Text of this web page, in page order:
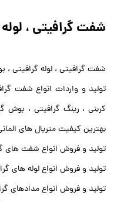
شفت گرافیتی ، لوله
شفت گرافیتی ، لوله گرافیتی ،
تولید و واردات انواع شفت
بهترین کیفیت متریال های
تولید و فروش انواع شفت های
تولید و فروش انواع لوله های
تولید و فروش انواع مدادهای